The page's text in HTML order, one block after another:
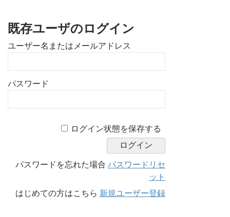
既存ユーザのログイン
ユーザー名またはメールアドレス
パスワード
ログイン状態を保存する
パスワードを忘れた場合パスワードリセ
ット
はじめての方はこちら 新規ユーザー登録